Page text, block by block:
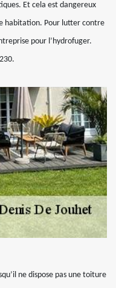
Et cela est dangereux
habitation. Pour lutter contre
pour l’hydrofuger.
ne dispose pas une toiture